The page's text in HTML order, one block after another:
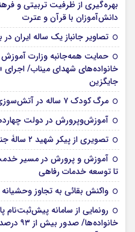
بهره‌گیری از ظرفیت تربیتی و
دانش‌آموزان با قرآن و عترت
تصاویر جانباز یک ساله ایران در
حمایت همه‌جانبه وزارت
جایگزین
مرگ کودک ۷ ساله در آتش‌سوزی مشهد
آموزش‌وپرورش در دولت
تصویری از پیکر شهید ۲ سالۀ جنایت آمریکا در قشم
آموزش و پرورش در مسیر خدمت
تا توسعه خدمات رفاهی
واکنش بقائی به تجاوز
رونمایی از سامانه